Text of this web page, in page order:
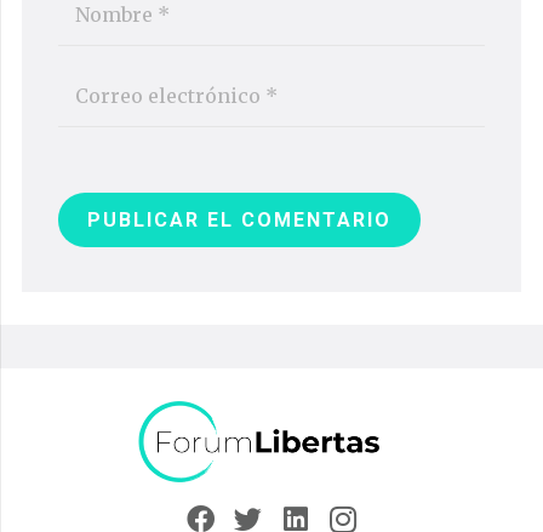
PUBLICAR EL COMENTARIO